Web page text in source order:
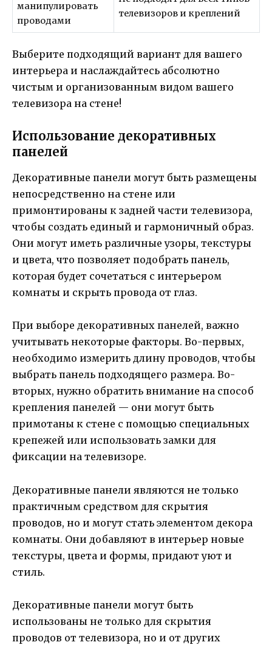
манипулировать
проводами
телевизоров и креплений
Выберите подходящий вариант для вашего
интерьера и наслаждайтесь абсолютно
чистым и организованным видом вашего
телевизора на стене!
Использование декоративных
панелей
Декоративные панели могут быть размещены
непосредственно на стене или
примонтированы к задней части телевизора,
чтобы создать единый и гармоничный образ.
Они могут иметь различные узоры, текстуры
и цвета, что позволяет подобрать панель,
которая будет сочетаться с интерьером
комнаты и скрыть провода от глаз.
При выборе декоративных панелей, важно
учитывать некоторые факторы. Во-первых,
необходимо измерить длину проводов, чтобы
выбрать панель подходящего размера. Во-
вторых, нужно обратить внимание на способ
крепления панелей — они могут быть
примотаны к стене с помощью специальных
крепежей или использовать замки для
фиксации на телевизоре.
Декоративные панели являются не только
практичным средством для скрытия
проводов, но и могут стать элементом декора
комнаты. Они добавляют в интерьер новые
текстуры, цвета и формы, придают уют и
стиль.
Декоративные панели могут быть
использованы не только для скрытия
проводов от телевизора, но и от других